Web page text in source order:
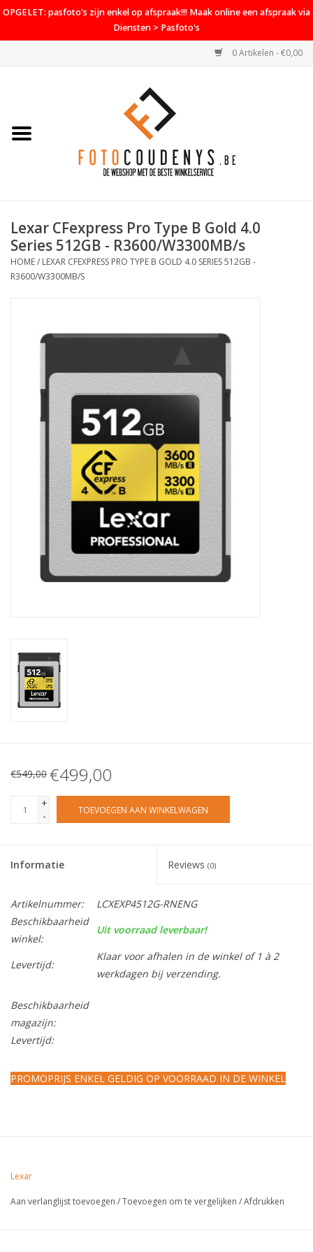
OPGELET: pasfoto's zijn enkel op afspraak!!! Maak online een afspraak via
Diensten > Pasfoto's
0 Artikelen - €0,00
Home
PROMO
Diensten
Lexar CFexpress Pro Type B Gold 4.0
Series 512GB - R3600/W3300MB/s
HOME/ LEXAR CFEXPRESS PRO TYPE B GOLD 4.0 SERIES 512GB -
R3600/W3300MB/S
€549,00 €499,00
+
-
TOEVOEGEN AAN WINKELWAGEN
Informatie Reviews (0)
Artikelnummer:
LCXEXP4512G-RNENG
Beschikbaarheid
winkel:
Uit voorraad leverbaar!
Levertijd:
Klaar voor afhalen in de winkel of 1 à 2
werkdagen bij verzending.
Beschikbaarheid
magazijn:
Levertijd:
PROMOPRIJS ENKEL GELDIG OP VOORRAAD IN DE WINKEL
Lexar
Aan verlanglijst toevoegen /Toevoegen om te vergelijken /Afdrukken